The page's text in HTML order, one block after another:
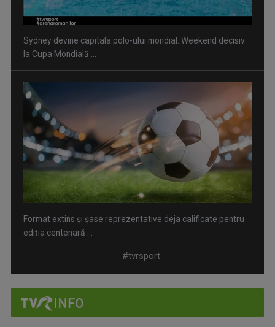
Sydney devine capitala polo-ului mondial. Weekend decisiv
la Cupa Mondială ...
Format extins și șase reprezentative deja calificate pentru
ediția centenară ...